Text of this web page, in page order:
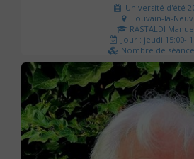
Université d'été
Louvain-la-
RASTALDI
Jour : jeudi 15:00-
Nombre de
0 €